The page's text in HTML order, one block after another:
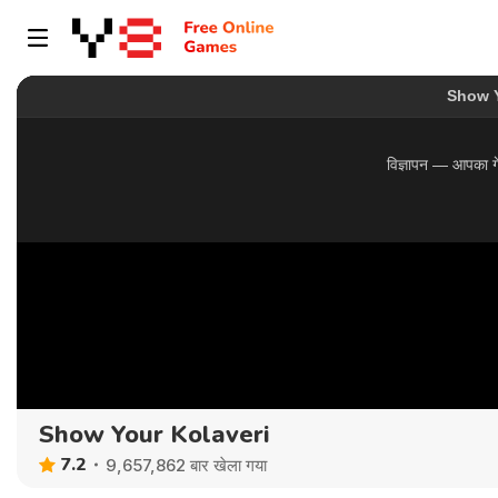
Show Your Kolaveri
7.2 9,657,862 बार खेला गया